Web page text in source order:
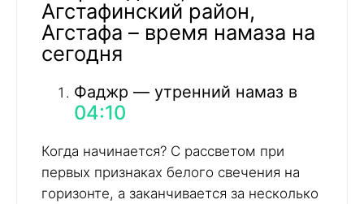
Агстафинский район,
Агстафа – время намаза на
сегодня
Фаджр — утренний намаз в
04:10
Когда начинается? С рассветом при
первых признаках белого свечения на
горизонте, а заканчивается за несколько